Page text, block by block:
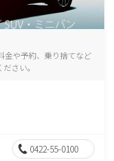
金や予約、乗り捨てなど
さい。
0422-55-0100